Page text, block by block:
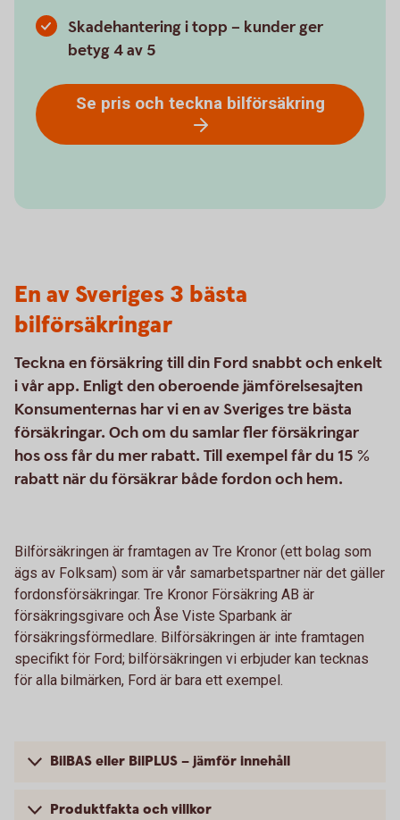
Skadehantering i topp – kunder ger
betyg 4 av 5
Se pris och teckna bilförsäkring
En av Sveriges 3 bästa
bilförsäkringar
Teckna en försäkring till din Ford snabbt och enkelt
i vår app. Enligt den oberoende jämförelsesajten
Konsumenternas har vi en av Sveriges tre bästa
försäkringar. Och om du samlar fler försäkringar
hos oss får du mer rabatt. Till exempel får du 15 %
rabatt när du försäkrar både fordon och hem.
Bilförsäkringen är framtagen av Tre Kronor (ett bolag som
ägs av Folksam) som är vår samarbetspartner när det gäller
fordonsförsäkringar. Tre Kronor Försäkring AB är
försäkringsgivare och Åse Viste Sparbank är
försäkringsförmedlare. Bilförsäkringen är inte framtagen
specifikt för Ford; bilförsäkringen vi erbjuder kan tecknas
för alla bilmärken, Ford är bara ett exempel.
BilBAS eller BilPLUS – jämför innehåll
Produktfakta och villkor